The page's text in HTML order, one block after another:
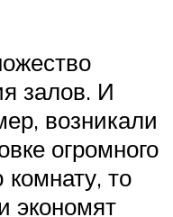
залов. И
возникали
огромного
то
экономят